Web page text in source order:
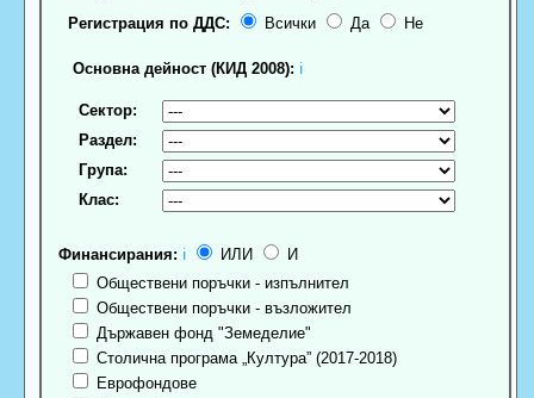
Регистрация по ДДС:
Всички Да Не
Основна дейност (КИД 2008): ℹ
Сектор:
Раздел:
Група:
Клас:
Финансирания: ℹ ИЛИ
И
Обществени поръчки - изпълнител
Обществени поръчки - възложител
Държавен фонд "Земеделие"
Столична програма „Култура” (2017-2018)
Еврофондове